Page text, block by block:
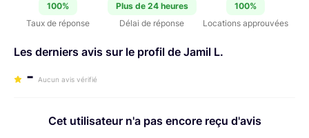
en tant que directeur de prod, ingénieur du son et
régisseur. Je suis actuellement régisseur général au 211.
100%
Taux de réponse
Plus de 24 heures
Délai de réponse
100%
Locations approuvées
Les derniers avis sur le profil de Jamil L.
- Aucun avis vérifié
Cet utilisateur n'a pas encore reçu d'avis